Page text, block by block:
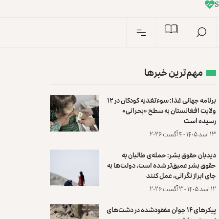
n
I
مهم‌ترین خبرها
برنامه جهانی غذا: سوءتغذیه کودکان در ۱۲
ولایت افغانستان به سطح «بحرانی»
رسیده است
۱۳ اسد ۱۴۰۵ - ۴ آگست ۲۰۲۶
دیدبان حقوق بشر: حمله‌ی طالبان به
حقوق بشر عمیق‌تر شده است، دولت‌ها به
جای ابراز نگرانی، عمل کنند
۱۲ اسد ۱۴۰۵ - ۳ آگست ۲۰۲۶
پیکرهای ۱۴ جوان مفقودشده در دشت‌های